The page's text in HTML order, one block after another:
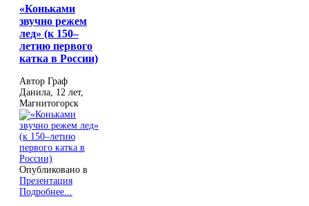
«Коньками
звучно режем
лед» (к 150–
летию первого
катка в России)
Автор Граф
Данила, 12 лет,
Магнитогорск
Опубликовано в
Презентация
Подробнее...